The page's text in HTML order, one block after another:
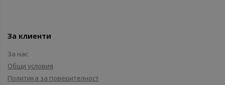
За клиенти
За нас
Общи условия
Политика за поверителност